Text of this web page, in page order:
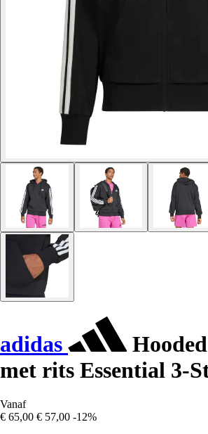
adidas
met rits Essential 3-
Vanaf
€ 65,00 € 57,00 -12%